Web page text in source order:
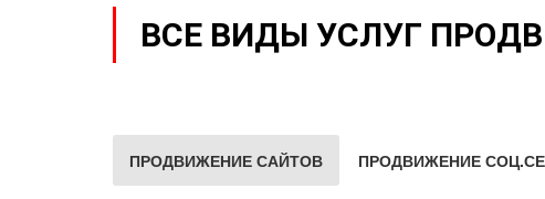
ВСЕ ВИДЫ УСЛУГ
ПРОДВИЖЕНИЕ САЙТОВ ПРОДВИЖЕНИЕ